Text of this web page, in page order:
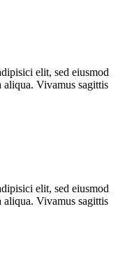
elit, sed eiusmod
aliqua. Vivamus sagittis
elit, sed eiusmod
aliqua. Vivamus sagittis